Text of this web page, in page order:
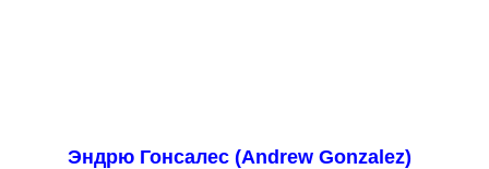
Эндрю Гонсалес (Andrew Gonzalez)